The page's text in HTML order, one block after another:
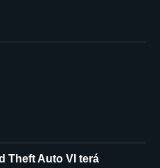
Theft Auto VI terá